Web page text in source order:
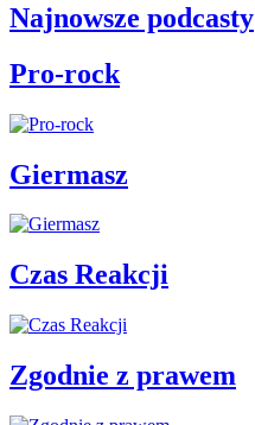
Najnowsze podcasty
Pro-rock
Giermasz
Czas Reakcji
Zgodnie z prawem